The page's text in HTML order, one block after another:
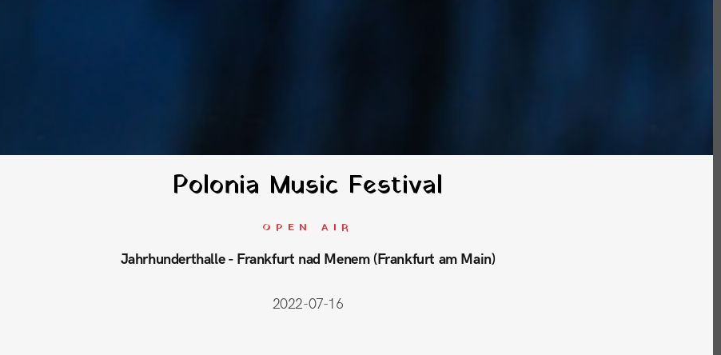
Polonia Music Festival
OPEN AIR
Jahrhunderthalle - Frankfurt nad Menem (Frankfurt am Main)
2022-07-16